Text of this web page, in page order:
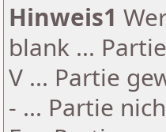
Hinweis1
blank ...
V ... Partie
- ... Partie